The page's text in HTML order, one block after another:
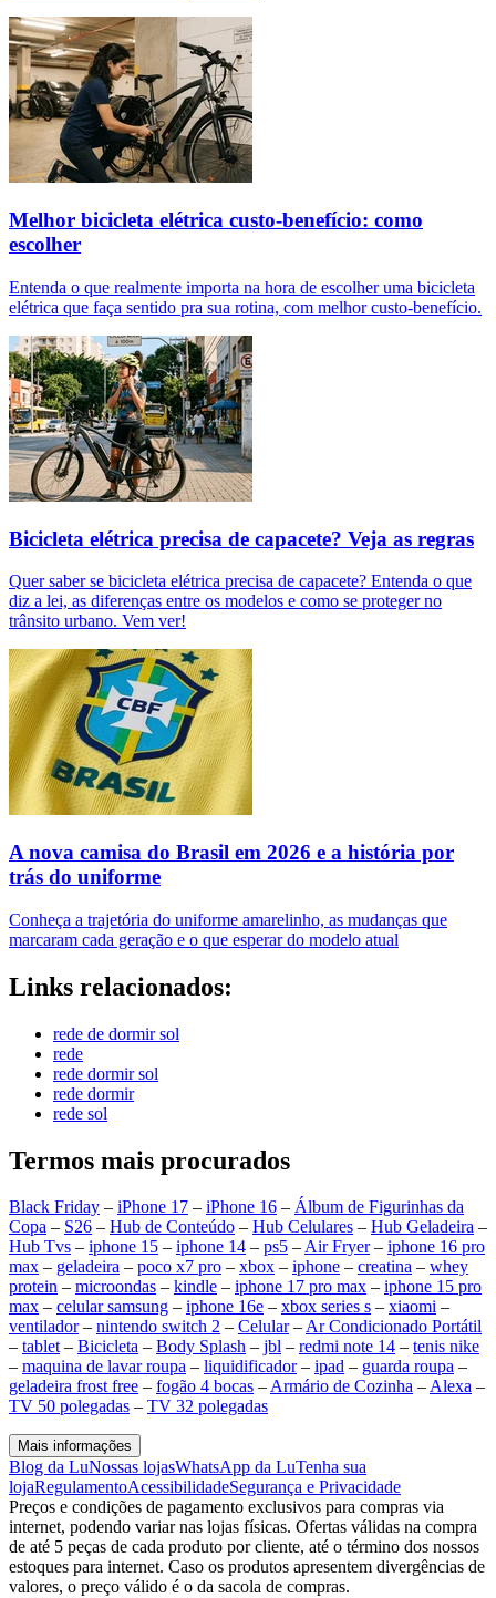
Melhor bicicleta elétrica custo-benefício: como
escolher
Entenda o que realmente importa na hora de escolher uma bicicleta
elétrica que faça sentido pra sua rotina, com melhor custo-benefício.
Bicicleta elétrica precisa de capacete? Veja as regras
Quer saber se bicicleta elétrica precisa de capacete? Entenda o que
diz a lei, as diferenças entre os modelos e como se proteger no
trânsito urbano. Vem ver!
A nova camisa do Brasil em 2026 e a história por
trás do uniforme
Conheça a trajetória do uniforme amarelinho, as mudanças que
marcaram cada geração e o que esperar do modelo atual
Links relacionados:
rede de dormir sol
rede
rede dormir sol
rede dormir
rede sol
Termos mais procurados
Black Friday – iPhone 17 – iPhone 16 – Álbum de Figurinhas da
Copa – S26 – Hub de Conteúdo – Hub Celulares – Hub Geladeira –
Hub Tvs – iphone 15 – iphone 14 – ps5 –Air Fryer– iphone 16 pro
max – geladeira – poco x7 pro – xbox – iphone – creatina – whey
protein – microondas – kindle – iphone 17 pro max – iphone 15 pro
max – celular samsung – iphone 16e – xbox series s – xiaomi –
ventilador– nintendo switch 2 – Celular–Ar Condicionado Portátil
– tablet– Bicicleta – Body Splash – jbl – redmi note 14 – tenis nike
– maquina de lavar roupa – liquidificador– ipad – guarda roupa –
geladeira frost free – fogão 4 bocas –Armário de Cozinha –Alexa –
TV 50 polegadas – TV 32 polegadas
Mais informações
Blog da LuNossas lojasWhatsApp da LuTenha sua
lojaRegulamentoAcessibilidadeSegurança e Privacidade
Preços e condições de pagamento exclusivos para compras via
internet, podendo variar nas lojas físicas. Ofertas válidas na compra
de até 5 peças de cada produto por cliente, até o término dos nossos
estoques para internet. Caso os produtos apresentem divergências de
valores, o preço válido é o da sacola de compras.